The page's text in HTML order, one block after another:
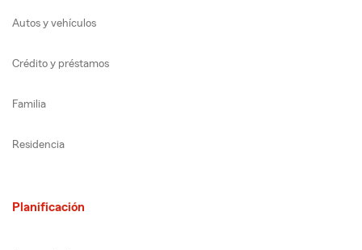
Autos y vehículos
Crédito y préstamos
Familia
Residencia
Planificación